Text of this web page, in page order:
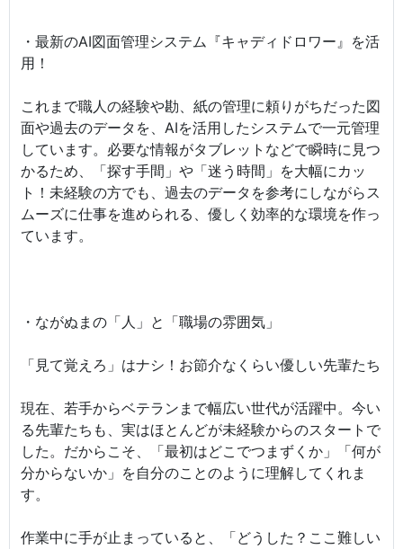
・最新のAI図面管理システム『キャディドロワー』を活
用！
これまで職人の経験や勘、紙の管理に頼りがちだった図
面や過去のデータを、AIを活用したシステムで一元管理
しています。必要な情報がタブレットなどで瞬時に見つ
かるため、「探す手間」や「迷う時間」を大幅にカッ
ト！未経験の方でも、過去のデータを参考にしながらス
ムーズに仕事を進められる、優しく効率的な環境を作っ
ています。
・ながぬまの「人」と「職場の雰囲気」
「見て覚えろ」はナシ！お節介なくらい優しい先輩たち
現在、若手からベテランまで幅広い世代が活躍中。今い
る先輩たちも、実はほとんどが未経験からのスタートで
した。だからこそ、「最初はどこでつまずくか」「何が
分からないか」を自分のことのように理解してくれま
す。
作業中に手が止まっていると、「どうした？ここ難しい